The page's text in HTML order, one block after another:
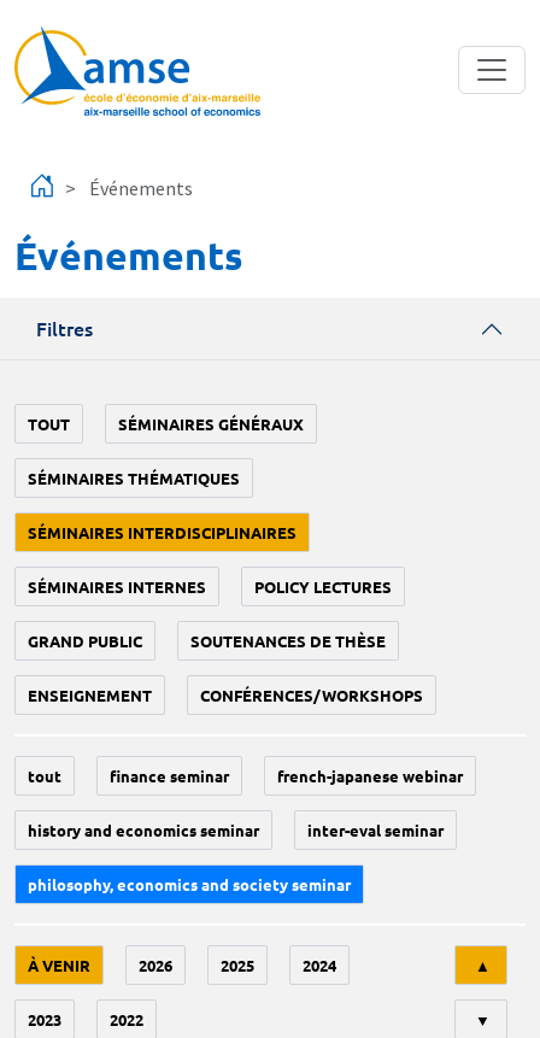
Événements
Événements
Filtres
TOUT SÉMINAIRES GÉNÉRAUX
SÉMINAIRES THÉMATIQUES
SÉMINAIRES INTERDISCIPLINAIRES
SÉMINAIRES INTERNES POLICY LECTURES
GRAND PUBLIC SOUTENANCES DE THÈSE
ENSEIGNEMENT CONFÉRENCES/WORKSHOPS
tout finance seminar french-japanese webinar
history and economics seminar inter-eval seminar
philosophy, economics and society seminar
À VENIR 2026 2025 2024
2023 2022
▲
▼